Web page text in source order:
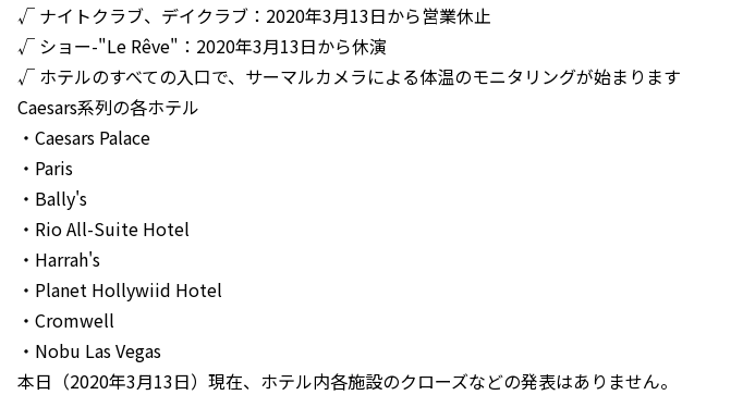
√ ナイトクラブ、デイクラブ：2020年3月13日から営業休止
√ ショー-"Le Rêve"：2020年3月13日から休演
√ ホテルのすべての入口で、サーマルカメラによる体温のモニタリングが始まります
Caesars系列の各ホテル
・Caesars Palace
・Paris
・Bally's
・Rio All-Suite Hotel
・Harrah's
・Planet Hollywiid Hotel
・Cromwell
・Nobu Las Vegas
本日（2020年3月13日）現在、ホテル内各施設のクローズなどの発表はありません。